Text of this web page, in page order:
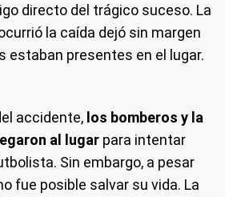
directo del trágico suceso. La
la caída dejó sin margen
estaban presentes en el lugar.
accidente, los bomberos y la
al lugar para intentar
Sin embargo, a pesar
fue posible salvar su vida. La